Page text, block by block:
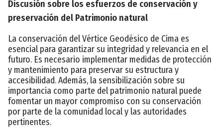
Discusión sobre los esfuerzos de conservación y
preservación del Patrimonio natural
La conservación del Vértice Geodésico de Cima es
esencial para garantizar su integridad y relevancia en el
futuro. Es necesario implementar medidas de protección
y mantenimiento para preservar su estructura y
accesibilidad. Además, la sensibilización sobre su
importancia como parte del patrimonio natural puede
fomentar un mayor compromiso con su conservación
por parte de la comunidad local y las autoridades
pertinentes.